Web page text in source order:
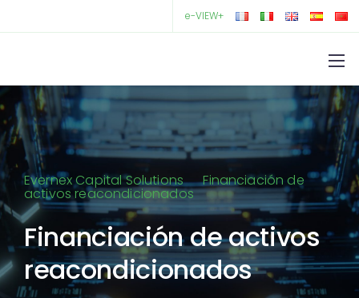
e-VIEW+
Evernex Capital Solutions Financiación de
activos reacondicionados
Financiación de activos
reacondicionados